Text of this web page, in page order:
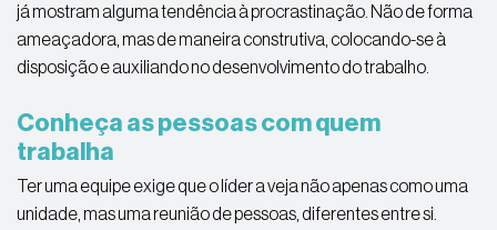
já mostram alguma tendência à procrastinação. Não de forma
ameaçadora, mas de maneira construtiva, colocando-se à
disposição e auxiliando no desenvolvimento do trabalho.
Conheça as pessoas com quem
trabalha
Ter uma equipe exige que o líder a veja não apenas como uma
unidade, mas uma reunião de pessoas, diferentes entre si.